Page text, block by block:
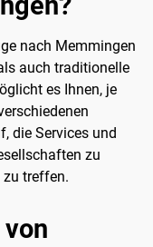
nach Memmingen
auch traditionelle
es Ihnen, je
die Services und
zu
zu treffen.